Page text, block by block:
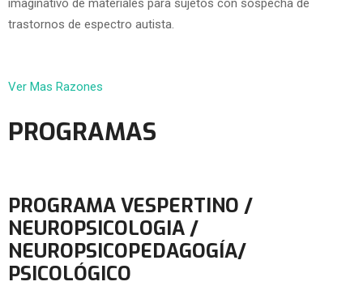
imaginativo de materiales para sujetos con sospecha de
trastornos de espectro autista.
Ver Mas Razones
PROGRAMAS
PROGRAMA VESPERTINO /
NEUROPSICOLOGIA /
NEUROPSICOPEDAGOGÍA/
PSICOLÓGICO